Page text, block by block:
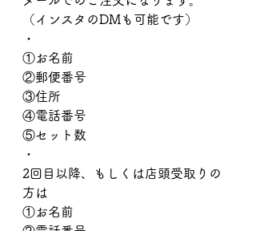
（インスタのDMも可能です）
・
①お名前
②郵便番号
③住所
④電話番号
⑤セット数
・
2回目以降、もしくは店頭受取りの
方は
①お名前